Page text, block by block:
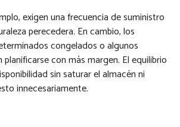
exigen una frecuencia de suministro
perecedera. En cambio, los
congelados o algunos
con más margen. El equilibrio
sin saturar el almacén ni
innecesariamente.